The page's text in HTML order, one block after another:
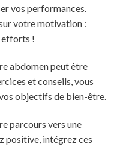
vos performances.
votre motivation :
efforts !
abdomen peut être
et conseils, vous
objectifs de bien-être.
parcours vers une
positive, intégrez ces